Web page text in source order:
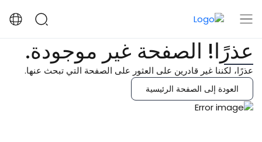
عذرًا! الصفحة غير موجودة.
عذرًا، لكننا غير قادرين على العثور على الصفحة التي تبحث عنها.
العودة إلى الصفحة الرئيسية